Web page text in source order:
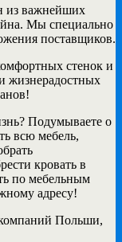
из важнейших
Мы специально
поставщиков.
стенок и
жизнерадостных
Подумываете о
всю мебель,
кровать в
по мебельным
адресу!
Польши,